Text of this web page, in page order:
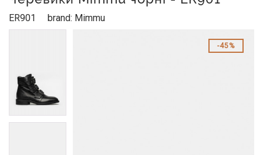
ER901 brand: Mimmu
45%